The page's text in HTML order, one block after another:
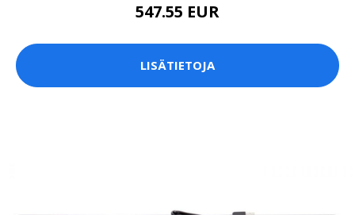
547.55 EUR
LISÄTIETOJA